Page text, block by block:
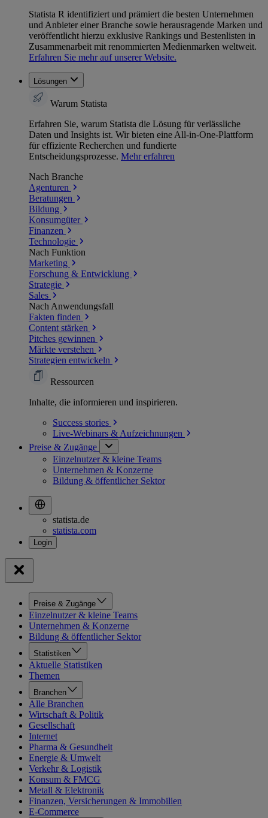
Statista R identifiziert und prämiert die besten Unternehmen
und Anbieter einer Branche sowie herausragende Marken und
veröffentlicht hierzu exklusive Rankings und Bestenlisten in
Zusammenarbeit mit renommierten Medienmarken weltweit.
Erfahren Sie mehr auf unserer Website.
Lösungen
Warum Statista
Erfahren Sie, warum Statista die Lösung für verlässliche
Daten und Insights ist. Wir bieten eine All-in-One-Plattform
für effiziente Recherchen und fundierte
Entscheidungsprozesse. Mehr erfahren
Nach Branche
Agenturen
Beratungen
Bildung
Konsumgüter
Finanzen
Technologie
Nach Funktion
Marketing
Forschung & Entwicklung
Strategie
Sales
Nach Anwendungsfall
Fakten finden
Content stärken
Pitches gewinnen
Märkte verstehen
Strategien entwickeln
Ressourcen
Inhalte, die informieren und inspirieren.
Success stories
Live-Webinars & Aufzeichnungen
Preise & Zugänge
Einzelnutzer & kleine Teams
Unternehmen & Konzerne
Bildung & öffentlicher Sektor
statista.de
statista.com
Preise & Zugänge
Einzelnutzer & kleine Teams
Unternehmen & Konzerne
Bildung & öffentlicher Sektor
Statistiken
Aktuelle Statistiken
Themen
Branchen
Alle Branchen
Wirtschaft & Politik
Gesellschaft
Internet
Pharma & Gesundheit
Energie & Umwelt
Verkehr & Logistik
Konsum & FMCG
Metall & Elektronik
Finanzen, Versicherungen & Immobilien
E-Commerce